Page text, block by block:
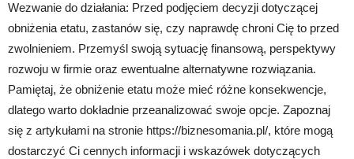
Wezwanie do działania: Przed podjęciem decyzji dotyczącej
obniżenia etatu, zastanów się, czy naprawdę chroni Cię to przed
zwolnieniem. Przemyśl swoją sytuację finansową, perspektywy
rozwoju w firmie oraz ewentualne alternatywne rozwiązania.
Pamiętaj, że obniżenie etatu może mieć różne konsekwencje,
dlatego warto dokładnie przeanalizować swoje opcje. Zapoznaj
się z artykułami na stronie https://biznesomania.pl/, które mogą
dostarczyć Ci cennych informacji i wskazówek dotyczących